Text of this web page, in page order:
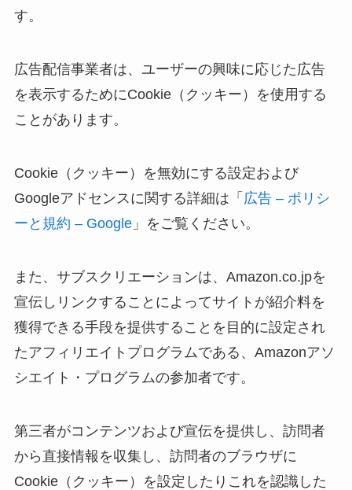
す。
広告配信事業者は、ユーザーの興味に応じた広告
を表示するためにCookie（クッキー）を使用する
ことがあります。
Cookie（クッキー）を無効にする設定および
Googleアドセンスに関する詳細は「 広告 – ポリシ
ーと規約 – Google」をご覧ください。
また、サブスクリエーションは、Amazon.co.jpを
宣伝しリンクすることによってサイトが紹介料を
獲得できる手段を提供することを目的に設定され
たアフィリエイトプログラムである、Amazonアソ
シエイト・プログラムの参加者です。
第三者がコンテンツおよび宣伝を提供し、訪問者
から直接情報を収集し、訪問者のブラウザに
Cookie（クッキー）を設定したりこれを認識した